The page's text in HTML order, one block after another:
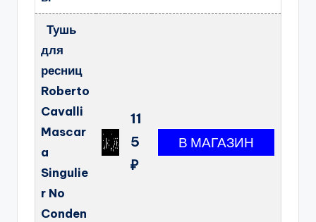
Тушь
для
ресниц
Roberto
Cavalli
Mascar
a
Singulie
r No
Conden
11
5
₽